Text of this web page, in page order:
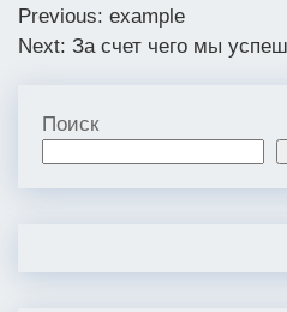
Навигация
по
записям
Previous: example
Next: За счет чего мы
Поиск